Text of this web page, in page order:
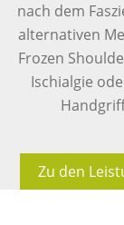
nach dem
alternativen
Frozen
Ischialgie
Zu den